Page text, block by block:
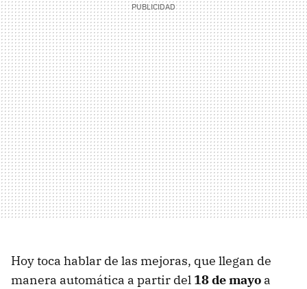
Hoy toca hablar de las mejoras, que llegan de
manera automática a partir del 18 de mayo a